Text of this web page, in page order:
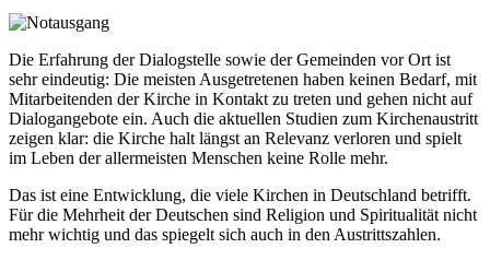
Die Erfahrung der Dialogstelle sowie der Gemeinden vor Ort ist
sehr eindeutig: Die meisten Ausgetretenen haben keinen Bedarf, mit
Mitarbeitenden der Kirche in Kontakt zu treten und gehen nicht auf
Dialogangebote ein. Auch die aktuellen Studien zum Kirchenaustritt
zeigen klar: die Kirche halt längst an Relevanz verloren und spielt
im Leben der allermeisten Menschen keine Rolle mehr.
Das ist eine Entwicklung, die viele Kirchen in Deutschland betrifft.
Für die Mehrheit der Deutschen sind Religion und Spiritualität nicht
mehr wichtig und das spiegelt sich auch in den Austrittszahlen.